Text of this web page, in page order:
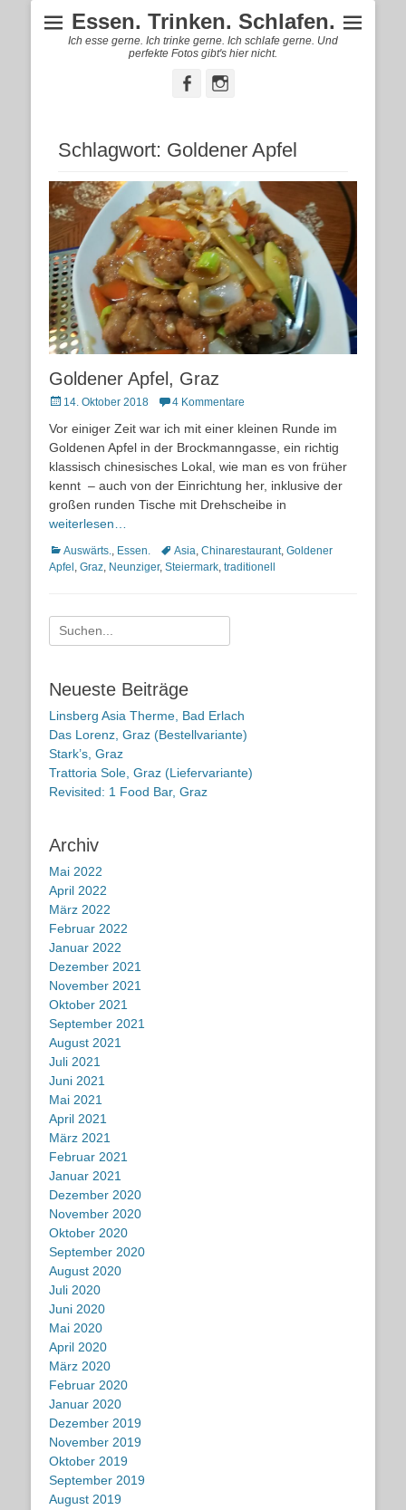
Essen. Trinken. Schlafen.
Ich esse gerne. Ich trinke gerne. Ich schlafe gerne. Und
perfekte Fotos gibt's hier nicht.
FacebookInstagram
Schlagwort: Goldener Apfel
Goldener Apfel, Graz
Posted
14. Oktober 2018 4 Kommentare
Vor einiger Zeit war ich mit einer kleinen Runde im
Goldenen Apfel in der Brockmanngasse, ein richtig
klassisch chinesisches Lokal, wie man es von früher
kennt – auch von der Einrichtung her, inklusive der
großen runden Tische mit Drehscheibe in
weiterlesen…
Kategorien
Auswärts., Essen. Schlagworte
Asia, Chinarestaurant, Goldener
Apfel , Graz, Neunziger, Steiermark, traditionell
Suche
nach:
Neueste Beiträge
Linsberg Asia Therme, Bad Erlach
Das Lorenz, Graz (Bestellvariante)
Stark’s, Graz
Trattoria Sole, Graz (Liefervariante)
Revisited: 1 Food Bar, Graz
Archiv
Mai 2022
April 2022
März 2022
Februar 2022
Januar 2022
Dezember 2021
November 2021
Oktober 2021
September 2021
August 2021
Juli 2021
Juni 2021
Mai 2021
April 2021
März 2021
Februar 2021
Januar 2021
Dezember 2020
November 2020
Oktober 2020
September 2020
August 2020
Juli 2020
Juni 2020
Mai 2020
April 2020
März 2020
Februar 2020
Januar 2020
Dezember 2019
November 2019
Oktober 2019
September 2019
August 2019